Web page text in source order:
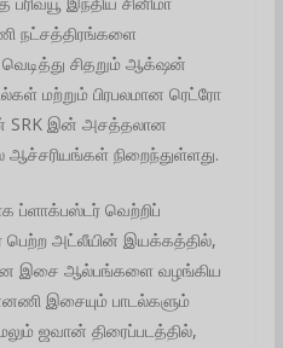
நட்சத்திரங்களை
வெடித்து சிதறும் ஆக்‌ஷன்
மற்றும் பிரபலமான ரெட்ரோ
SRK இன் அசத்தலான
ஆச்சரியங்கள் நிறைந்துள்ளது.
ப்ளாக்பஸ்டர் வெற்றிப்
பெற்ற அட்லீயின் இயக்கத்தில்,
இசை ஆல்பங்களை வழங்கிய
இசையும் பாடல்களும்
ஜவான் திரைப்படத்தில்,